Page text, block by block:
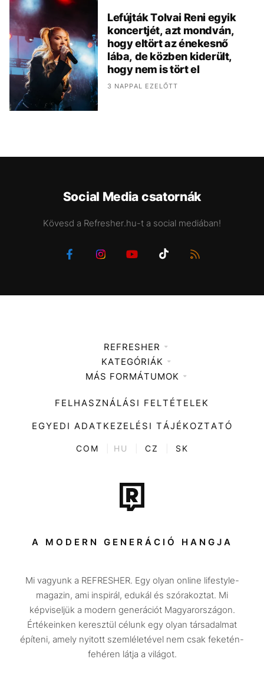
Lefújták Tolvai Reni egyik
koncertjét, azt mondván,
hogy eltört az énekesnő
lába, de közben kiderült,
hogy nem is tört el
3 NAPPAL EZELŐTT
Social Media csatornák
Kövesd a Refresher.hu-t a social mediában!
REFRESHER
Médiaajánlat
KATEGÓRIÁK
Zene
Divat
Kultúra
ENTR
Tech-Tudomány
Sport
Társadalom
Utazás
Életmód
Design
Beszélgetések
MÁS FORMÁTUMOK
FELHASZNÁLÁSI FELTÉTELEK
EGYEDI ADATKEZELÉSI TÁJÉKOZTATÓ
COM HU CZ SK
A MODERN GENERÁCIÓ HANGJA
Mi vagyunk a REFRESHER. Egy olyan online lifestyle-
magazin, ami inspirál, edukál és szórakoztat. Mi
képviseljük a modern generációt Magyarországon.
Értékeinken keresztül célunk egy olyan társadalmat
építeni, amely nyitott szemléletével nem csak feketén-
fehéren látja a világot.